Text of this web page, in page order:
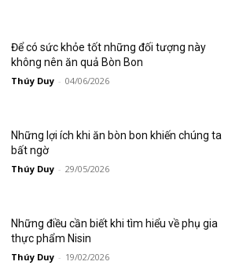
Để có sức khỏe tốt những đối tượng này
không nên ăn quả Bòn Bon
Thúy Duy - 04/06/2026
Những lợi ích khi ăn bòn bon khiến chúng ta
bất ngờ
Thúy Duy - 29/05/2026
Những điều cần biết khi tìm hiểu về phụ gia
thực phẩm Nisin
Thúy Duy - 19/02/2026